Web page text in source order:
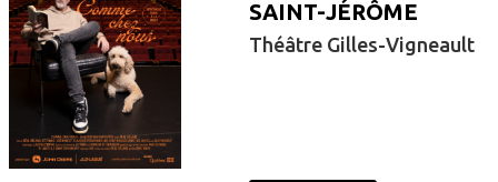
SAINT-JÉRÔME
Théâtre Gilles-Vigneault